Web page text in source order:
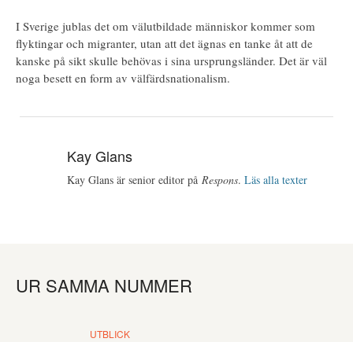
I Sverige jublas det om välutbildade människor kommer som
flyktingar och migranter, utan att det ägnas en tanke åt att de
kanske på sikt skulle behövas i sina ursprungsländer. Det är väl
noga besett en form av välfärdsnationalism.
Kay Glans
Kay Glans är senior editor påRespons.Läs alla texter
UR SAMMA NUMMER
UTBLICK